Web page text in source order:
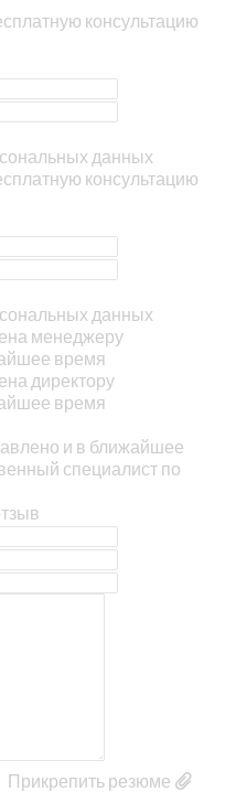
консультацию
данных
консультацию
данных
менеджеру
время
директору
время
и в ближайшее
специалист по
Прикрепить резюме